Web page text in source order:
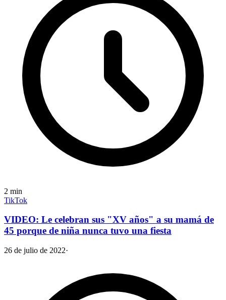
2 min
TikTok
VIDEO: Le celebran sus "XV años" a su mamá de
45 porque de niña nunca tuvo una fiesta
26 de julio de 2022·